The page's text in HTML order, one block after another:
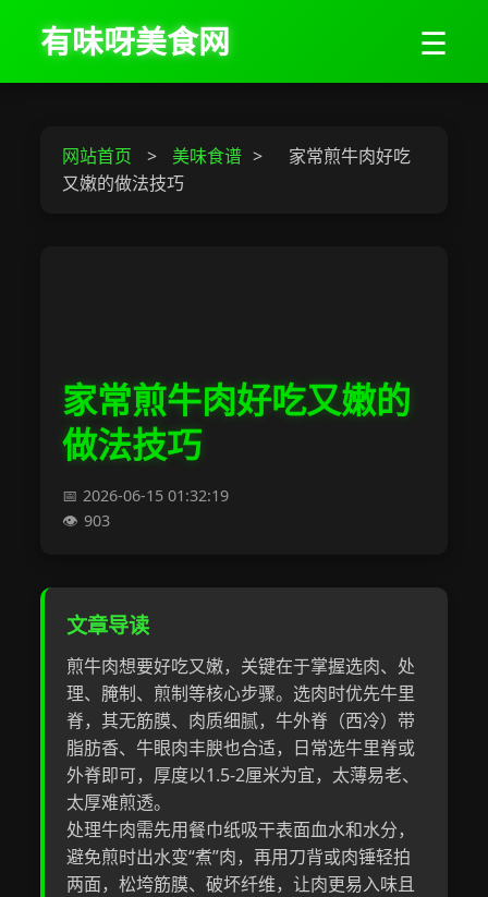
有味呀美食网 ☰
网站首页 > 美味食谱 >
家常煎牛肉好吃
又嫩的做法技巧
家常煎牛肉好吃又嫩的
做法技巧
2026-06-15 01:32:19
903
文章导读
煎牛肉想要好吃又嫩，关键在于掌握选肉、处
理、腌制、煎制等核心步骤。选肉时优先牛里
脊，其无筋膜、肉质细腻，牛外脊（西冷）带
脂肪香、牛眼肉丰腴也合适，日常选牛里脊或
外脊即可，厚度以1.5-2厘米为宜，太薄易老、
太厚难煎透。
处理牛肉需先用餐巾纸吸干表面血水和水分，
避免煎时出水变“煮”肉，再用刀背或肉锤轻拍
两面，松垮筋膜、破坏纤维，让肉更易入味且